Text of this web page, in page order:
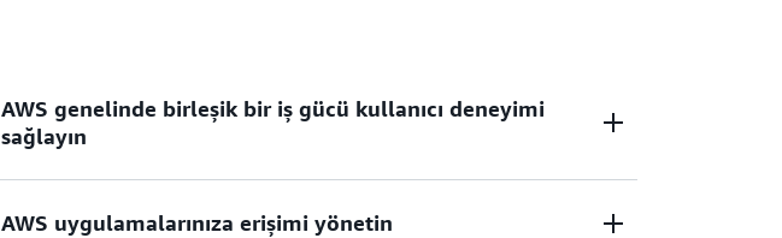
AWS genelinde birleşik bir iş gücü kullanıcı deneyimi
sağlayın
Hizmeti Okta, Google Workspace, Microsoft Entra ID, Microsoft Active
AWS uygulamalarınıza erişimi yönetin